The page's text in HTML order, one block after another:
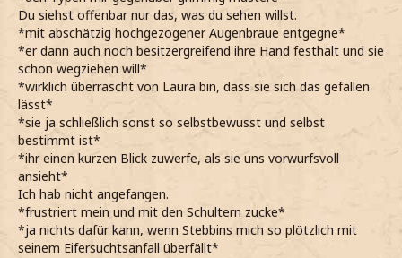
Du siehst offenbar nur das, was du sehen willst.
*mit abschätzig hochgezogener Augenbraue entgegne*
*er dann auch noch besitzergreifend ihre Hand festhält und sie
schon wegziehen will*
*wirklich überrascht von Laura bin, dass sie sich das gefallen
lässt*
*sie ja schließlich sonst so selbstbewusst und selbst
bestimmt ist*
*ihr einen kurzen Blick zuwerfe, als sie uns vorwurfsvoll
ansieht*
Ich hab nicht angefangen.
*frustriert mein und mit den Schultern zucke*
*ja nichts dafür kann, wenn Stebbins mich so plötzlich mit
seinem Eifersuchtsanfall überfällt*